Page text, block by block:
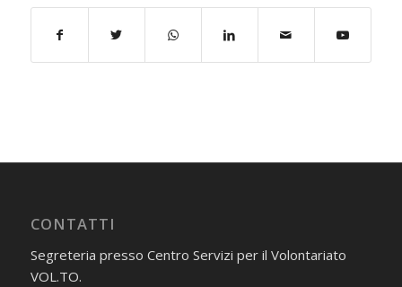
CONTATTI
Segreteria presso Centro Servizi per il Volontariato
VOL.TO.